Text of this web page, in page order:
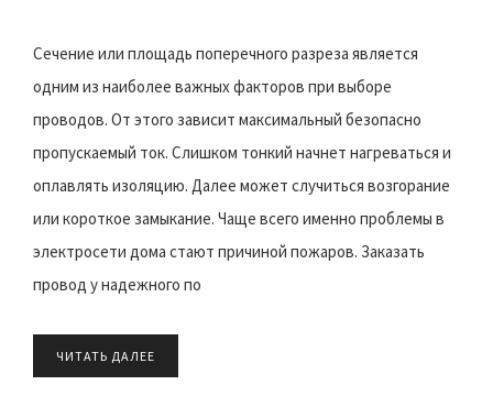
Сечение или площадь поперечного разреза является
одним из наиболее важных факторов при выборе
проводов. От этого зависит максимальный безопасно
пропускаемый ток. Слишком тонкий начнет нагреваться и
оплавлять изоляцию. Далее может случиться возгорание
или короткое замыкание. Чаще всего именно проблемы в
электросети дома стают причиной пожаров. Заказать
провод у надежного по
ЧИТАТЬ ДАЛЕЕ